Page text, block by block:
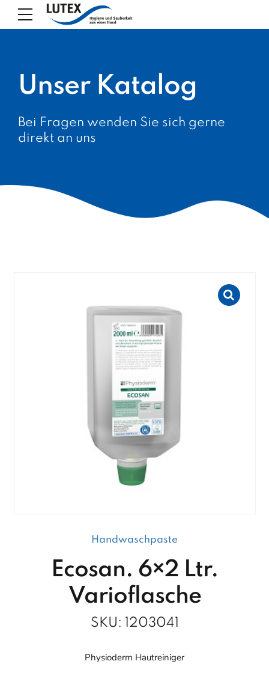
Unser Katalog
Bei Fragen wenden Sie sich gerne
direkt an uns
Handwaschpaste
Ecosan. 6×2 Ltr.
Varioflasche
SKU: 1203041
Physioderm Hautreiniger